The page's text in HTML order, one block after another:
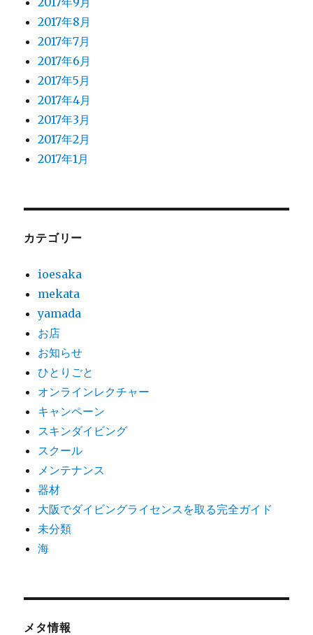
2017年8月
2017年7月
2017年6月
2017年5月
2017年4月
2017年3月
2017年2月
2017年1月
カテゴリー
ioesaka
mekata
yamada
お店
お知らせ
ひとりごと
オンラインレクチャー
キャンペーン
スキンダイビング
スクール
メンテナンス
器材
大阪でダイビングライセンスを取る完全ガイド
未分類
海
メタ情報